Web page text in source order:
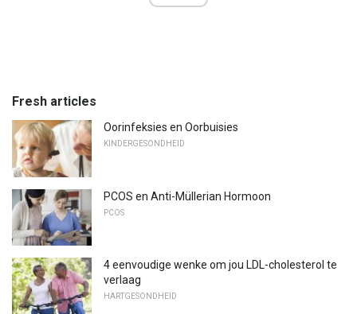
Fresh articles
Oorinfeksies en Oorbuisies
KINDERGESONDHEID
PCOS en Anti-Müllerian Hormoon
PCOS
4 eenvoudige wenke om jou LDL-cholesterol te
verlaag
HARTGESONDHEID